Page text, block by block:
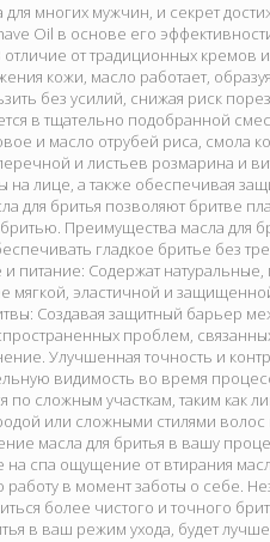
многих мужчин, и секрет
Oil в основе его
от традиционных кремов
кожи, масло работает,
без усилий, снижая риск
в тщательно подобранной
и масло отрубей риса, смола
и листьев розмарина и
лице, а также обеспечивая
для бритья позволяют бритве
Преимущества масла для
гладкое бритье без
питание: Содержат
мягкой, эластичной и
Создавая защитный барьер
проблем,
Улучшенная точность и
видимость во время
сложным участкам, таким как
или сложными стилями
масла для бритья в вашу
спа ощущение от втирания
в момент заботы о себе.
более чистого и точного
в ваш режим ухода, будет